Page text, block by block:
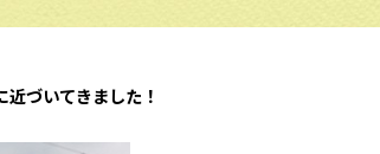
づいてきました！